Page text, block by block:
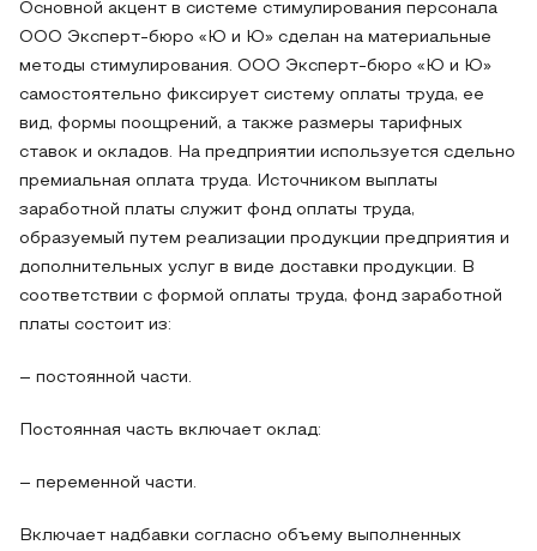
Основной акцент в системе стимулирования персонала
ООО Эксперт-бюро «Ю и Ю» сделан на материальные
методы стимулирования. ООО Эксперт-бюро «Ю и Ю»
самостоятельно фиксирует систему оплаты труда, ее
вид, формы поощрений, а также размеры тарифных
ставок и окладов. На предприятии используется сдельно
премиальная оплата труда. Источником выплаты
заработной платы служит фонд оплаты труда,
образуемый путем реализации продукции предприятия и
дополнительных услуг в виде доставки продукции. В
соответствии с формой оплаты труда, фонд заработной
платы состоит из:
– постоянной части.
Постоянная часть включает оклад:
– переменной части.
Включает надбавки согласно объему выполненных